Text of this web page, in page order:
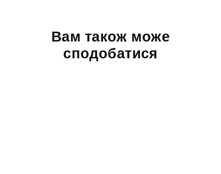
Вам також може
сподобатися